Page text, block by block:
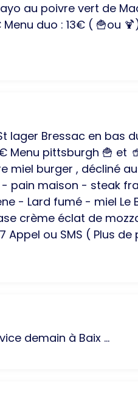
au poivre vert de
duo : 13€ ( 🍟ou
Bressac en bas
pittsburgh 🍟 et
miel burger , décliné
pain maison - steak
- Lard fumé - miel Le
crème éclat de
Appel ou SMS ( Plus
demain à Baix ...